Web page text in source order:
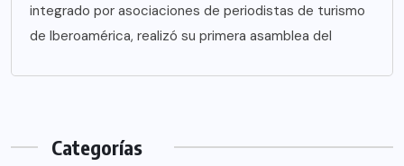
integrado por asociaciones de periodistas de turismo
de Iberoamérica, realizó su primera asamblea del
Categorías